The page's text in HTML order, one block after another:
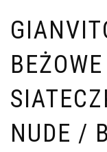
NUDE /